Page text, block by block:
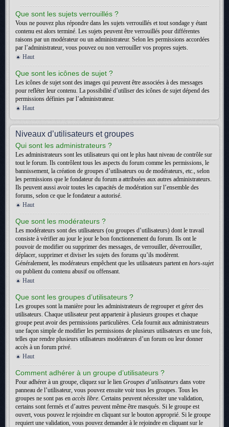
Que sont les sujets verrouillés ?
Vous ne pouvez plus répondre dans les sujets verrouillés et tout sondage y étant
contenu est alors terminé. Les sujets peuvent être verrouillés pour différentes
raisons par un modérateur ou un administrateur. Selon les permissions accordées
par l’administrateur, vous pouvez ou non verrouiller vos propres sujets.
Haut
Que sont les icônes de sujet ?
Les icônes de sujet sont des images qui peuvent être associées à des messages
pour refléter leur contenu. La possibilité d’utiliser des icônes de sujet dépend des
permissions définies par l’administrateur.
Haut
Niveaux d’utilisateurs et groupes
Qui sont les administrateurs ?
Les administrateurs sont les utilisateurs qui ont le plus haut niveau de contrôle sur
tout le forum. Ils contrôlent tous les aspects du forum comme les permissions, le
bannissement, la création de groupes d’utilisateurs ou de modérateurs, etc., selon
les permissions que le fondateur du forum a attribuées aux autres administrateurs.
Ils peuvent aussi avoir toutes les capacités de modération sur l’ensemble des
forums, selon ce que le fondateur a autorisé.
Haut
Que sont les modérateurs ?
Les modérateurs sont des utilisateurs (ou groupes d’utilisateurs) dont le travail
consiste à vérifier au jour le jour le bon fonctionnement du forum. Ils ont le
pouvoir de modifier ou supprimer des messages, de verrouiller, déverrouiller,
déplacer, supprimer et diviser les sujets des forums qu’ils modèrent.
Généralement, les modérateurs empêchent que les utilisateurs partent en hors-sujet
ou publient du contenu abusif ou offensant.
Haut
Que sont les groupes d’utilisateurs ?
Les groupes sont la manière pour les administrateurs de regrouper et gérer des
utilisateurs. Chaque utilisateur peut appartenir à plusieurs groupes et chaque
groupe peut avoir des permissions particulières. Cela fournit aux administrateurs
une façon simple de modifier les permissions de plusieurs utilisateurs en une fois,
telles que rendre plusieurs utilisateurs modérateurs d’un forum ou leur donner
accès à un forum privé.
Haut
Comment adhérer à un groupe d’utilisateurs ?
Pour adhérer à un groupe, cliquez sur le lien Groupes d’utilisateurs dans votre
panneau de l’utilisateur, vous pouvez ensuite voir tous les groupes. Tous les
groupes ne sont pas en accès libre. Certains peuvent nécessiter une validation,
certains sont fermés et d’autres peuvent même être masqués. Si le groupe est
ouvert, vous pouvez le rejoindre en cliquant sur le bouton approprié. Si le groupe
requiert une validation, vous pouvez demander à le rejoindre en cliquant sur le